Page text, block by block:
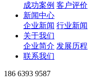
成功案例 客户评价
新闻中心
企业新闻 行业新闻
关于我们
企业简介 发展历程
联系我们
186 6393 9587